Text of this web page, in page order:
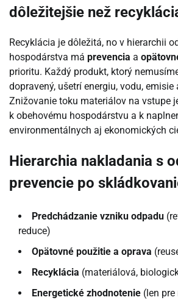
dôležitejšie než
Recyklácia je dôležitá, no v hierarchii
hospodárstva má prevencia a
prioritu. Každý produkt, ktorý
dopravený, ušetrí energiu, vodu, emisie
Znižovanie toku materiálov na vstupe
k obehovému hospodárstvu a k
environmentálnych aj ekonomických
Hierarchia nakladania s
prevencie po
Predchádzanie vzniku odpadu
reduce)
Opätovné použitie a oprava
Recyklácia (materiálová,
Energetické zhodnotenie (len